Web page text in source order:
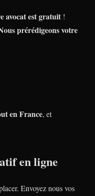
avocat est gratuit !
prérédigeons votre
en France, et
en ligne
Envoyez nous vos